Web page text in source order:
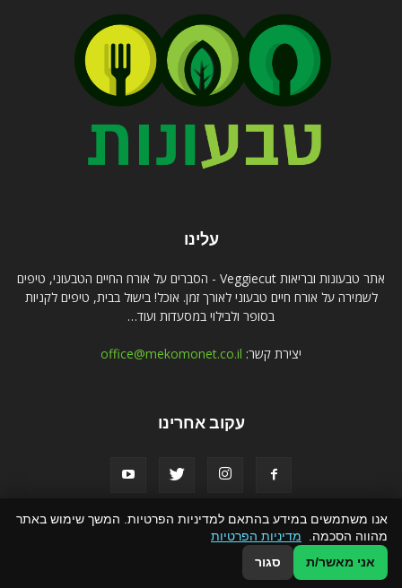
עלינו
אתר טבעונות ובריאות Veggiecut - הסברים על אורח החיים הטבעוני, טיפים
לשמירה על אורח חיים טבעוני לאורך זמן. אוכל! בישול בבית, טיפים לקניות
בסופר ולבילוי במסעדות ועוד…
יצירת קשר: office@mekomonet.co.il
עקוב אחרינו
פרסמו אצלנו פרסום תוכן שיווקי
© כל הזכויות שמורות ל veggiecut.co.il
אנו משתמשים במידע בהתאם למדיניות הפרטיות. המשך שימוש באתר
מהווה הסכמה. מדיניות הפרטיות
אני מאשר/ת
סגור